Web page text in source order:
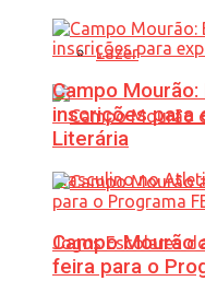
Lazer
Campo
inscrições para
Literária
Campo Mourão
feira para o